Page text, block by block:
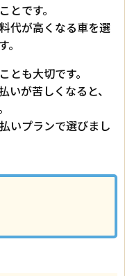
です。
代が高くなる車を選
とも大切です。
が苦しくなると、
いプランで選びまし